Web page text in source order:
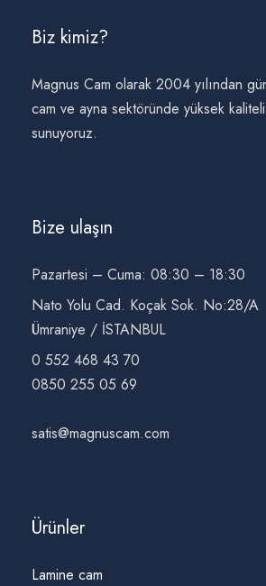
Biz kimiz?
Magnus Cam olarak 2004 yılından
cam ve ayna sektöründe yüksek
sunuyoruz.
Bize ulaşın
Pazartesi – Cuma: 08:30 – 18:30
Nato Yolu Cad. Koçak Sok. No:28/A
Ümraniye / İSTANBUL
0 552 468 43 70
0850 255 05 69
satis@magnuscam.com
Ürünler
Lamine cam